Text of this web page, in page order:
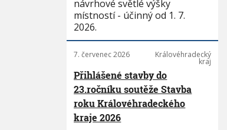
návrhové světlé výšky
místností - účinný od 1. 7.
2026.
7. červenec 2026 Královéhradecký
kraj
Přihlášené stavby do
23.ročníku soutěže Stavba
roku Královéhradeckého
kraje 2026